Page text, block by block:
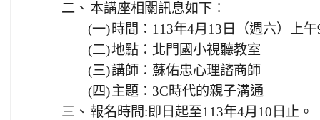
二、 本講座相關訊息如下：
(一)時間：113年4月13日（週六）上午
(二)地點：北門國小視聽教室
(三)講師：蘇佑忠心理諮商師
(四)主題：3C時代的親子溝通
三、 報名時間:即日起至113年4月10日止。